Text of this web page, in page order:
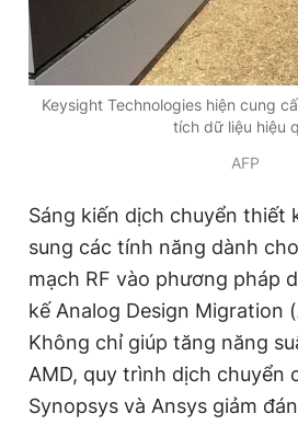
Tổng biên tập: Nguyễn Ngọc Toàn
Phó tổng biên tập thường trực: Hải
Phó tổng biên tập: Lâm Hiếu Dũng
Phó tổng biên tập: Trần Việt Hưng
Tổng thư ký tòa soạn: Đức Trung
© 2003-2026 Bản quyền thuộc về Báo
bản. Phát triển bởi ePi Technologies,
Keysight Technologies hiện cung
tích dữ liệu hiệu
AFP
Sáng kiến dịch chuyển thiết
sung các tính năng dành
mạch RF vào phương pháp
kế Analog Design Migration
Không chỉ giúp tăng năng
AMD, quy trình dịch chuyển
Synopsys và Ansys giảm